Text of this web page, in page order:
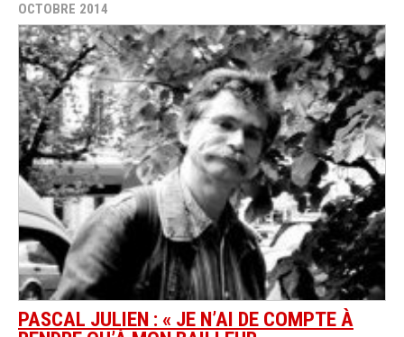
OCTOBRE 2014
PASCAL JULIEN : « JE N’AI DE COMPTE À